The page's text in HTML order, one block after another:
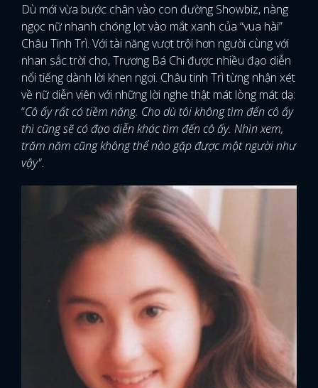
Dù mới vừa bước chân vào con đường Showbiz, nàng
ngọc nữ nhanh chóng lọt vào mắt xanh của “vua hài”
Châu Tinh Trì. Với tài năng vượt trội hơn người cùng với
nhan sắc trời cho, Trương Bá Chi được nhiều đạo diễn
nổi tiếng dành lời khen ngợi. Châu tinh Trì từng nhận xét
về nữ diễn viên với những lời nghe thật mát lòng mát dạ:
“Cô ấy rất có tiềm năng. Cho dù tôi không tìm đến cô ấy
thì cũng sẽ có đạo diễn khác tìm đến cô ấy. Nhìn xem,
trăm năm cũng không thể nào gặp được một người như
vậy".